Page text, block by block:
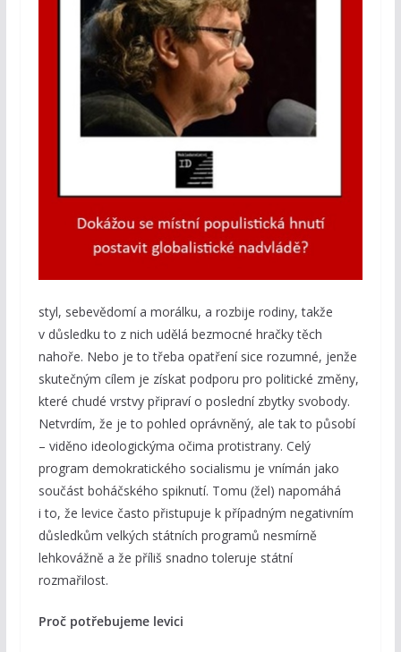
styl, sebevědomí a morálku, a rozbije rodiny, takže
v důsledku to z nich udělá bezmocné hračky těch
nahoře. Nebo je to třeba opatření sice rozumné, jenže
skutečným cílem je získat podporu pro politické změny,
které chudé vrstvy připraví o poslední zbytky svobody.
Netvrdím, že je to pohled oprávněný, ale tak to působí
– viděno ideologickýma očima protistrany. Celý
program demokratického socialismu je vnímán jako
součást boháčského spiknutí. Tomu (žel) napomáhá
i to, že levice často přistupuje k případným negativním
důsledkům velkých státních programů nesmírně
lehkovážně a že příliš snadno toleruje státní
rozmařilost.
Proč potřebujeme levici